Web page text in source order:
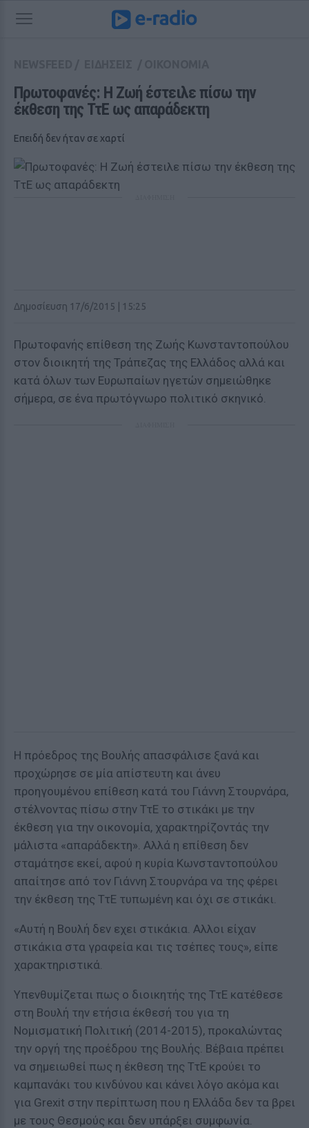
Πρωτοφανές: Η Ζωή έστειλε πίσω την
έκθεση της ΤτΕ ως απαράδεκτη
Eπειδή δεν ήταν σε χαρτί
Δημοσίευση 17/6/2015 | 15:25
Πρωτοφανής επίθεση της Ζωής Κωνσταντοπούλου
στον διοικητή της Τράπεζας της Ελλάδος αλλά και
κατά όλων των Ευρωπαίων ηγετών σημειώθηκε
σήμερα, σε ένα πρωτόγνωρο πολιτικό σκηνικό.
Η πρόεδρος της Βουλής απασφάλισε ξανά και
προχώρησε σε μία απίστευτη και άνευ
προηγουμένου επίθεση κατά του Γιάννη Στουρνάρα,
στέλνοντας πίσω στην ΤτΕ το στικάκι με την
έκθεση για την οικονομία, χαρακτηρίζοντάς την
μάλιστα «απαράδεκτη». Αλλά η επίθεση δεν
σταμάτησε εκεί, αφού η κυρία Κωνσταντοπούλου
απαίτησε από τον Γιάννη Στουρνάρα να της φέρει
την έκθεση της ΤτΕ τυπωμένη και όχι σε στικάκι.
«Αυτή η Βουλή δεν εχει στικάκια. Αλλοι είχαν
στικάκια στα γραφεία και τις τσέπες τους», είπε
χαρακτηριστικά.
Υπενθυμίζεται πως ο διοικητής της ΤτΕ κατέθεσε
στη Βουλή την ετήσια έκθεσή του για τη
Νομισματική Πολιτική (2014-2015), προκαλώντας
την οργή της προέδρου της Βουλής. Βέβαια πρέπει
να σημειωθεί πως η έκθεση της ΤτΕ κρούει το
καμπανάκι του κινδύνου και κάνει λόγο ακόμα και
για Grexit στην περίπτωση που η Ελλάδα δεν τα βρει
με τους Θεσμούς και δεν υπάρξει συμφωνία.